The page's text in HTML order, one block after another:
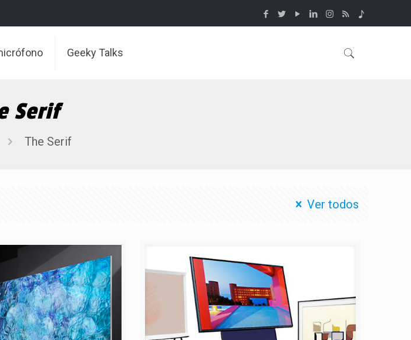
Geeky Talks
Serif
The Serif
Ver todos